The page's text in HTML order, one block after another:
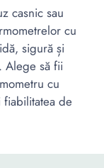
casnic sau
cu
sigură și
Alege să fii
cu
fiabilitatea de